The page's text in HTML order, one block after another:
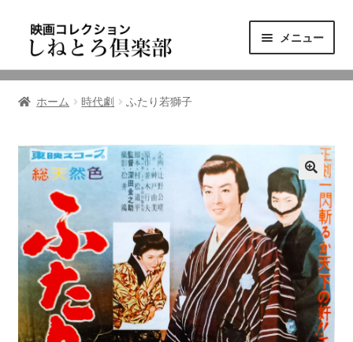
ゲ
シ
ン
へ
ッ
プ
テ
ツ
ス
キ
メニュー
ニュース
東三河の映画館
しねとろ倶楽部について
リンクの旅
ホーム 時代劇 ふたり若獅子